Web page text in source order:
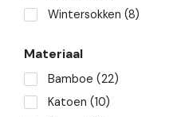
Wintersokken(8)
Materiaal
Bamboe(22)
Katoen(10)